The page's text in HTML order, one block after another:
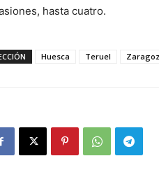
hasta cuatro.
Huesca Teruel